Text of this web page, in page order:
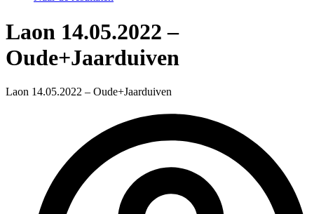
Laon 14.05.2022 –
Oude+Jaarduiven
Laon 14.05.2022 – Oude+Jaarduiven